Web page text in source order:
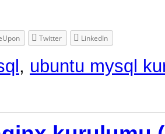
Twitter LinkedIn
, ubuntu mysql